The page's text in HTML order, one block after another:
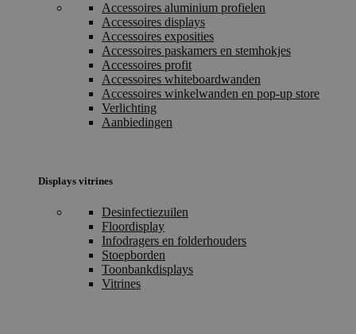
Accessoires aluminium profielen
Accessoires displays
Accessoires exposities
Accessoires paskamers en stemhokjes
Accessoires profit
Accessoires whiteboardwanden
Accessoires winkelwanden en pop-up store
Verlichting
Aanbiedingen
Displays vitrines
Desinfectiezuilen
Floordisplay
Infodragers en folderhouders
Stoepborden
Toonbankdisplays
Vitrines